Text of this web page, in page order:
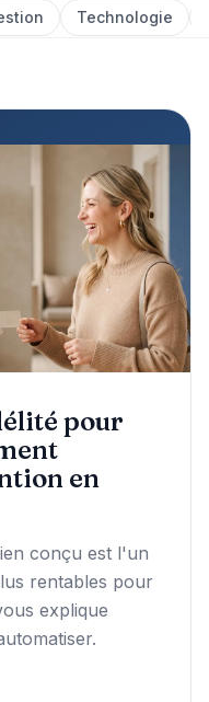
Technologie
pour
en
conçu est l'un
rentables pour
explique